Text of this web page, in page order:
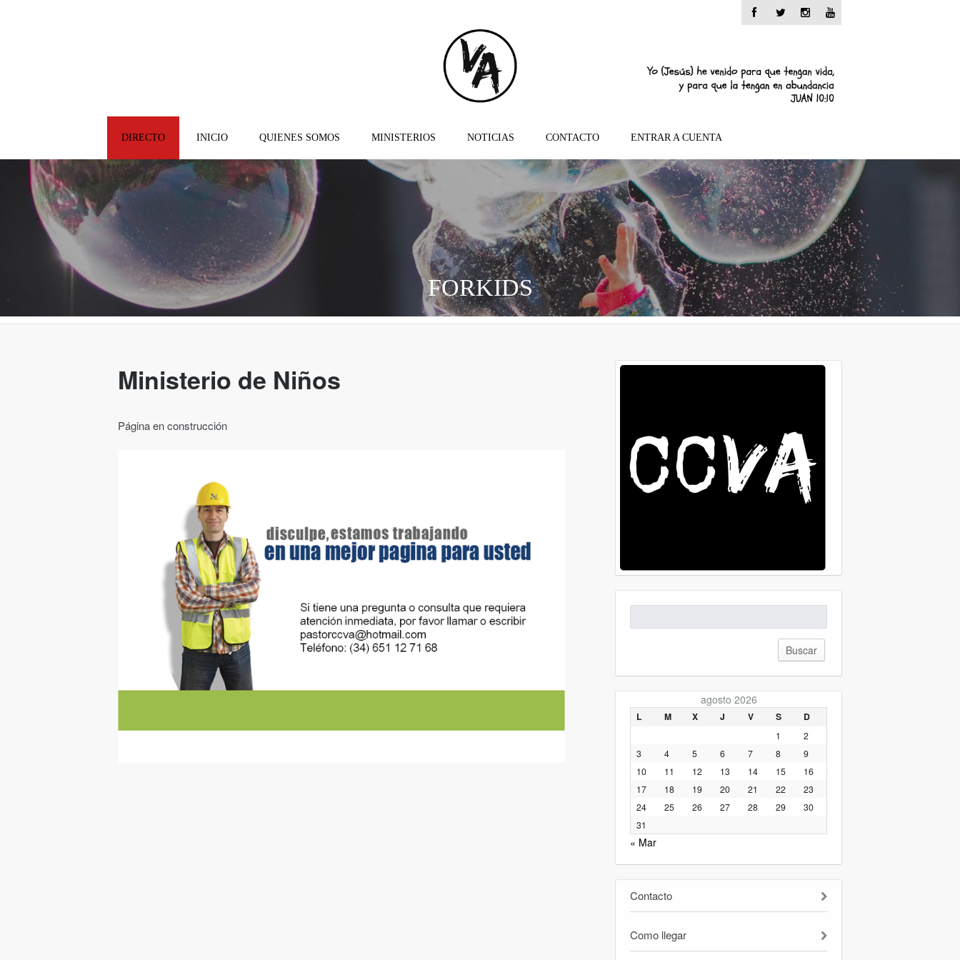
DIRECTO INICIO QUIENES SOMOS MINISTERIOS NOTICIAS CONTACTO ENTRAR A CUENTA
FORKIDS
Ministerio de Niños
Página en construcción
agosto 2026
L M X J V S D
1
2
3
4 5 6 7 8
9
10
11 12 13 14 15
16
17
18 19 20 21 22
23
24
25 26 27 28 29
30
31
« Mar
Contacto
Como llegar